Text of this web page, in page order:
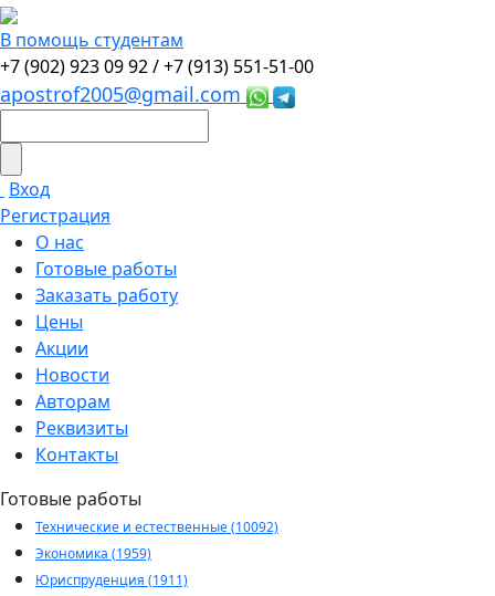
В помощь студентам
+7 (902) 923 09 92 /+7 (913) 551-51-00
apostrof2005@gmail.com
Вход
Регистрация
О нас
Готовые работы
Заказать работу
Цены
Акции
Новости
Авторам
Реквизиты
Контакты
Готовые работы
Технические и естественные (10092)
Экономика (1959)
Юриспруденция (1911)